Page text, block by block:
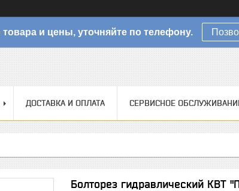
и цены, уточняйте по телефону.
ДОСТАВКА И ОПЛАТА СЕРВИСНОЕ
Болторез гидравлический